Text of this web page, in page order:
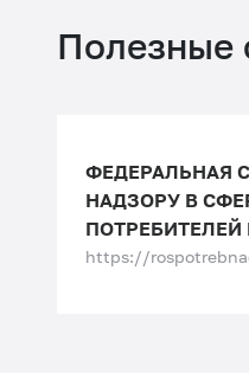
Полезные
ФЕДЕРАЛЬНАЯ
НАДЗОРУ В СФЕРЕ ЗАЩИТЫ
ПОТРЕБИТЕЛЕЙ И БЛАГОПОЛУЧИЯ
ЧЕЛОВЕКА
https://